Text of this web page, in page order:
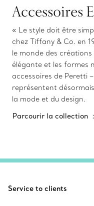
Accessoires
« Le style doit être
chez Tiffany & Co. en
le monde des
élégante et les formes
accessoires de Peretti
représentent
la mode et du design.
Parcourir la collection
Service to clients